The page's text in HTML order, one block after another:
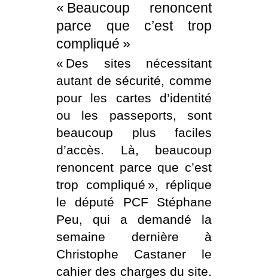
« Beaucoup renoncent
parce que c’est trop
compliqué »
« Des sites nécessitant
autant de sécurité, comme
pour les cartes d’identité
ou les passeports, sont
beaucoup plus faciles
d’accès. Là, beaucoup
renoncent parce que c’est
trop compliqué », réplique
le député PCF Stéphane
Peu, qui a demandé la
semaine dernière à
Christophe Castaner le
cahier des charges du site.